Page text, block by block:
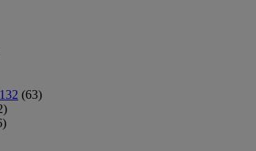
(63)